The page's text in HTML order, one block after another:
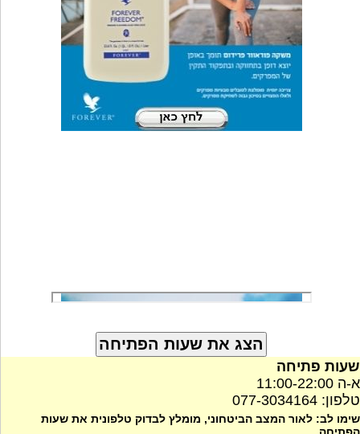
שעות פתיחה
א-ה 11:00-22:00
טלפון: 077-3034164
שימו לב: לאור המצב הביטחוני, מומלץ לבדוק טלפונית את שעות